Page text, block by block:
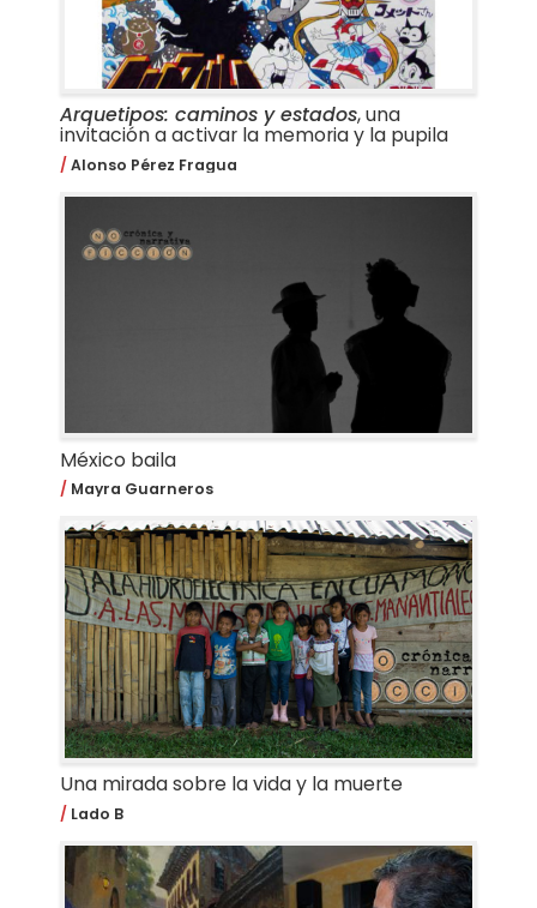
Arquetipos: caminos y estados, una
invitación a activar la memoria y la pupila
Alonso Pérez Fragua
México baila
Mayra Guarneros
Una mirada sobre la vida y la muerte
Lado B